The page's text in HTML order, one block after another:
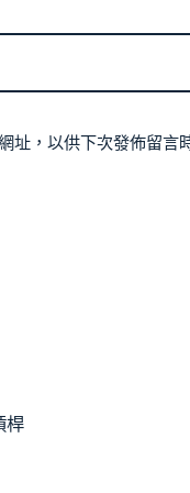
址，以供下次發佈留言
桿